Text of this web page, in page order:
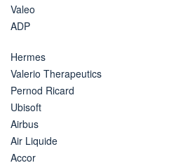
Valeo
ADP
Hermes
Valerio Therapeutics
Pernod Ricard
Ubisoft
Airbus
Air Liquide
Accor